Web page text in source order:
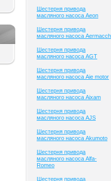
Шестерня привода
масляного насоса Aeon
Шестерня привода
масляного насоса
Шестерня привода
масляного насоса AGT
Шестерня привода
масляного насоса Aie motor
Шестерня привода
масляного насоса Aixam
Шестерня привода
масляного насоса AJS
Шестерня привода
масляного насоса Akumoto
Шестерня привода
масляного насоса Alfa-
Romeo
Шестерня привода